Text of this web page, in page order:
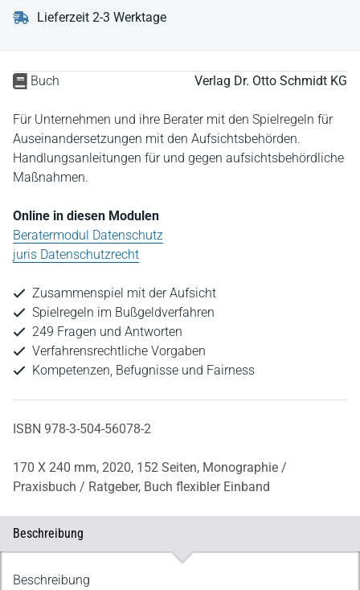
Buch Verlag Dr. Otto Schmidt KG
Für Unternehmen und ihre Berater mit den Spielregeln für
Auseinandersetzungen mit den Aufsichtsbehörden.
Handlungsanleitungen für und gegen aufsichtsbehördliche
Maßnahmen.
Online in diesen Modulen
Beratermodul Datenschutz
juris Datenschutzrecht
Zusammenspiel mit der Aufsicht
Spielregeln im Bußgeldverfahren
249 Fragen und Antworten
Verfahrensrechtliche Vorgaben
Kompetenzen, Befugnisse und Fairness
ISBN 978-3-504-56078-2
170 X 240 mm, 2020, 152 Seiten, Monographie /
Praxisbuch / Ratgeber, Buch flexibler Einband
Lieferzeit 2-3 Werktage
Beschreibung
Beschreibung
Beschreibung